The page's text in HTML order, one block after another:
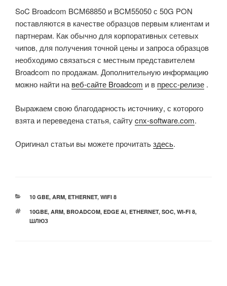
SoC Broadcom BCM68850 и BCM55050 с 50G PON
поставляются в качестве образцов первым клиентам и
партнерам. Как обычно для корпоративных сетевых
чипов, для получения точной цены и запроса образцов
необходимо связаться с местным представителем
Broadcom по продажам. Дополнительную информацию
можно найти на веб-сайте Broadcom и в пресс-релизе .
Выражаем свою благодарность источнику, с которого
взята и переведена статья, сайтуcnx-software.com.
Оригинал статьи вы можете прочитатьздесь.
РУБРИКИ
10 GBE, ARM, ETHERNET, WIFI 8
МЕТКИ
10GBE, ARM, BROADCOM, EDGE AI, ETHERNET, SOC, WI-FI 8,
ШЛЮЗ